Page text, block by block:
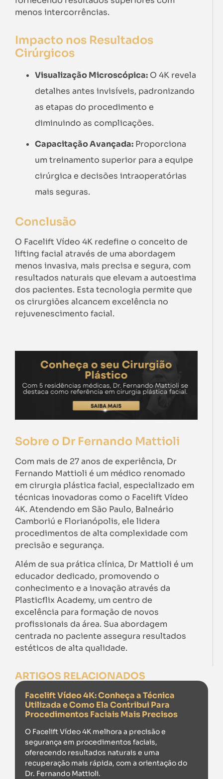
menos intercorrências.
Impacto nos Resultados
Cirúrgicos
Visualização Microscópica: O 4K revela
detalhes antes invisíveis, padronizando
as etapas do procedimento e
diminuindo as complicações.
Capacitação Avançada: Proporciona
um treinamento superior para a equipe
cirúrgica e decisões intraoperatórias
mais seguras.
Conclusão
O Facelift Vídeo 4K redefine o conceito de
lifting facial através de uma abordagem
menos invasiva, mais precisa e segura, com
resultados naturais que elevam a autoestima
dos pacientes. Esta tecnologia permite que
os cirurgiões alcancem excelência no
rejuvenescimento facial.
Sobre o Dr Fernando Mattioli
Com mais de 27 anos de experiência, Dr
Fernando Mattioli é um médico renomado
em cirurgia plástica facial, especializado em
técnicas inovadoras como o Facelift Vídeo
4K. Atendendo em São Paulo, Balneário
Camboriú e Florianópolis, ele lidera
procedimentos de alta complexidade com
precisão e segurança.
Além de sua prática clínica, Dr Mattioli é um
educador dedicado, promovendo o
conhecimento e a inovação através da
Plasticflix Academy, um centro de
excelência para formação de novos
profissionais da área. Sua abordagem
centrada no paciente assegura resultados
estéticos de alta qualidade.
ARTIGOS RELACIONADOS
Facelift Vídeo 4K: Conheça a Técnica
Utilizada e Como Ela Contribui Para
Procedimentos Faciais Mais Precisos
O Facelift Vídeo 4K melhora a precisão e
segurança em procedimentos faciais,
oferecendo resultados naturais e uma
recuperação mais rápida, com a orientação do
Dr. Fernando Mattioli.